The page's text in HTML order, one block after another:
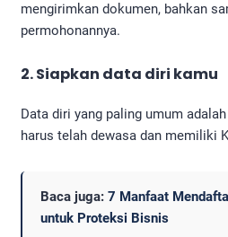
mengirimkan dokumen, bahkan
permohonannya.
2. Siapkan data diri kamu
Data diri yang paling umum
harus telah dewasa dan memiliki
Baca juga: 7 Manfaat
untuk Proteksi Bisnis